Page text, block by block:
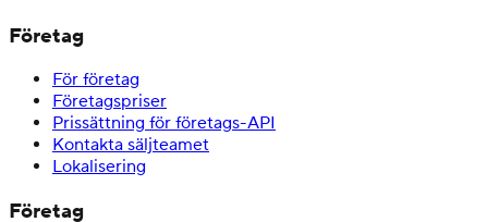
Företag
För företag
Företagspriser
Prissättning för företags-API
Kontakta säljteamet
Lokalisering
Företag